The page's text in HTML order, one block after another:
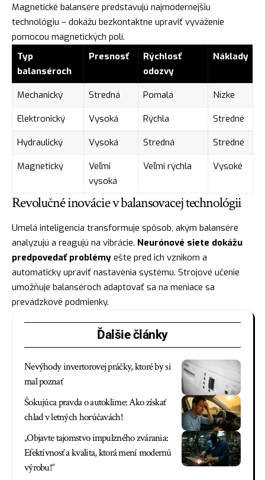
Magnetické balansére predstavujú najmodernejšiu
technológiu – dokážu bezkontaktne upraviť vyváženie
pomocou magnetických polí.
Typ
balanséroch
Presnosť
Rýchlosť
odozvy
Náklady
Mechanický Stredná Pomalá
Nízke
Elektronický
Vysoká Rýchla
Stredné
Hydraulický
Vysoká Stredná
Stredné
Magnetický
Veľmi
vysoká
Veľmi rýchla Vysoké
Revolučné inovácie v balansovacej technológii
Umelá inteligencia transformuje spôsob, akým balansére
analyzujú a reagujú na vibrácie. Neurónové siete dokážu
predpovedať problémy ešte pred ich vznikom a
automaticky upraviť nastavenia systému. Strojové učenie
umožňuje balanséroch adaptovať sa na meniace sa
prevádzkové podmienky.
Ďalšie články
Nevýhody invertorovej práčky, ktoré by si
mal poznať
Šokujúca pravda o autoklime: Ako získať
chlad v letných horúčavách!
„Objavte tajomstvo impulzného zvárania:
Efektívnosť a kvalita, ktorá mení modernú
výrobu!“